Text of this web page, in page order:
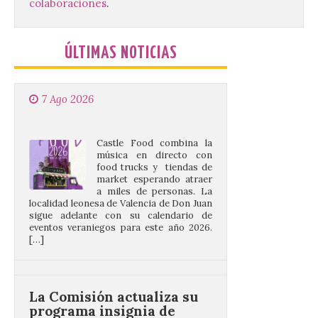
colaboraciones.
ÚLTIMAS NOTICIAS
Valencia de Don Juan en
Castle Food 2026
7 Ago 2026
market esperando atraer
a miles de personas. La
localidad leonesa de Valencia de Don Juan
sigue adelante con su calendario de
eventos veraniegos para este año 2026.
[…]
abriéndolo a titulados de
EFP